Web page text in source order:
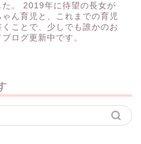
。 2019年に待望の長女が
ん育児と、これまでの育児
ことで、少しでも誰かのお
ログ更新中です。